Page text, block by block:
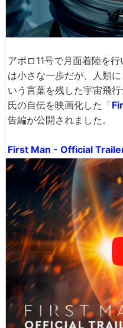
アポロ11号で月面着陸を
は小さな一歩だが、人類
いう言葉を残した宇宙飛
氏の自伝を映画化した「
告編が公開されました。
First Man - Official